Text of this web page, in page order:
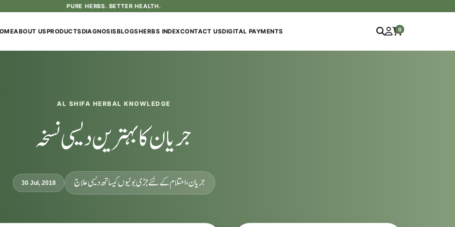
PURE HERBS. BETTER HEALTH.
ABOUT USPRODUCTSDIAGNOSISBLOGSHERBS INDEXCONTACT USDIGITAL PAYMENTS 0
AL SHIFA HERBAL KNOWLEDGE
جریان کا بہترین دیسی نسخہ
30 Jul, 2018 جریان، احتلام کےلئے جڑی بوٹیوں کیساتھ دیسی علاج